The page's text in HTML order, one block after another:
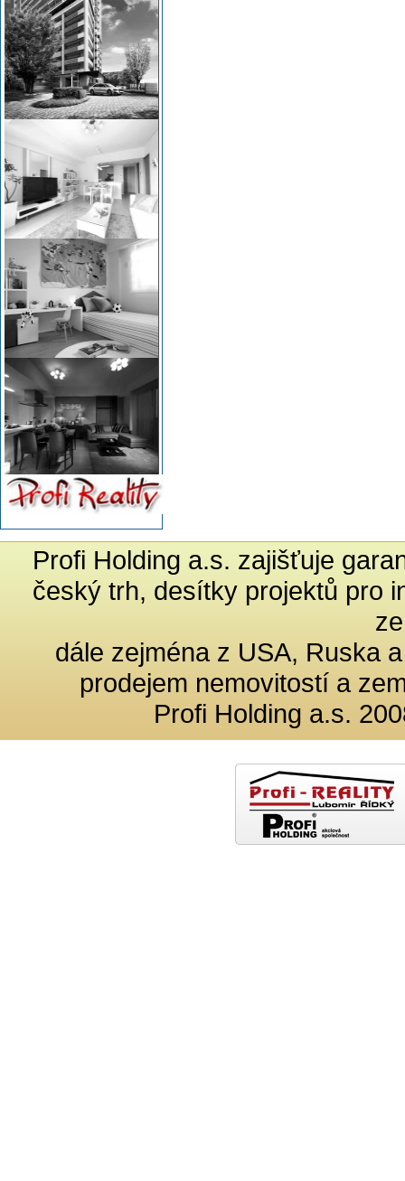
Profi Holding a.s. zajišťuje
český trh, desítky projektů pro
dále zejména z USA, Ruska
prodejem nemovitostí a
Profi Holding a.s.